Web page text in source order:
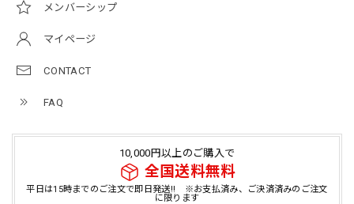
メンバーシップ
マイページ
CONTACT
FAQ
10,000円以上のご購入で
全国送料無料
平日は15時までのご注文で即日発送!! ※お支払済み、ご決済済みのご注文
に限ります